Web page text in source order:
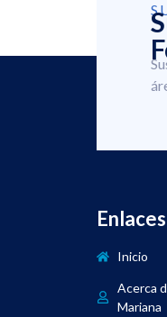
Inicio
Acerca
Mariana